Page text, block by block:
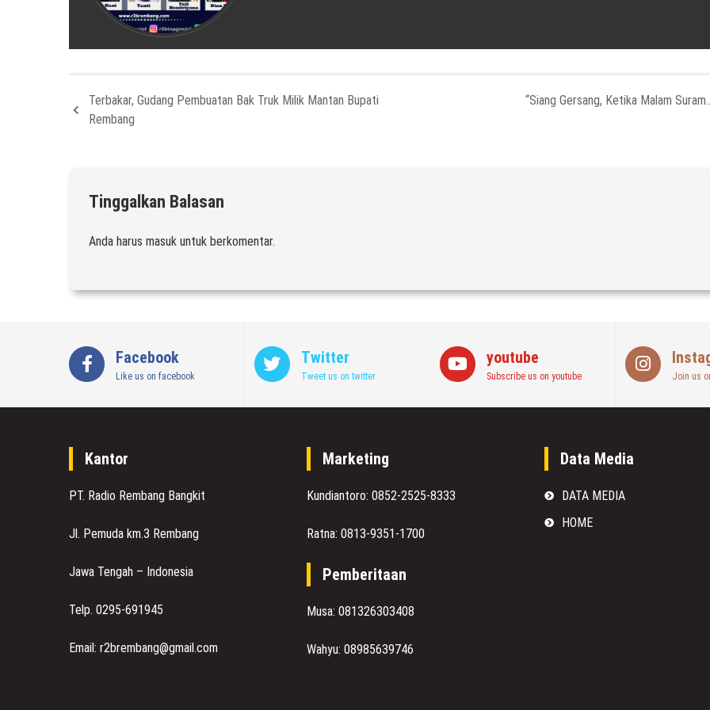
Terbakar, Gudang Pembuatan Bak Truk Milik Mantan Bupati
Rembang
“Siang Gersang, Ketika Malam
Tinggalkan Balasan
Anda harus masuk untuk berkomentar.
Facebook
Like us on facebook
Twitter
Tweet us on twitter
youtube
Subscribe us on youtube Join us
Kantor
PT. Radio Rembang Bangkit
Jl. Pemuda km.3 Rembang
Jawa Tengah – Indonesia
Telp. 0295-691945
Email: r2brembang@gmail.com
Marketing
Kundiantoro: 0852-2525-8333
Ratna: 0813-9351-1700
Pemberitaan
Musa: 081326303408
Wahyu: 08985639746
Data Media
DATA MEDIA
HOME